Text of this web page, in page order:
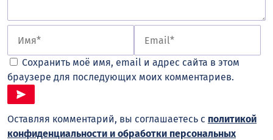
Сохранить моё имя, email и адрес сайта в этом
браузере для последующих моих комментариев.
Оставляя комментарий, вы соглашаетесь с политикой
конфиденциальности и обработки персональных